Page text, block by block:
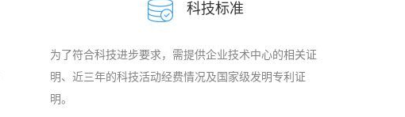
科技标准
为了符合科技进步要求，需提供企业技术中心的相关证
明、近三年的科技活动经费情况及国家级发明专利证
明。